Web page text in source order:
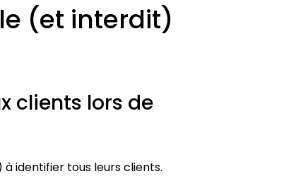
(et interdit)
clients lors de
identifier tous leurs clients.